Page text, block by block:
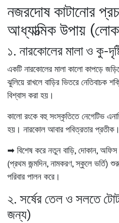
নজরদোষ কাটানোর
আধ্যাত্মিক উপায়
১. নারকোলের মালা ও কু-
একটিনারকোলের মালা কালো কাপড়ে
ঝুলিয়ে রাখলে বাড়ির ভিতরে নেতিবাচক
বিশ্বাস করা হয়।
কালো রংকে বহু সংস্কৃতিতে নেগেটিভ
হয়। নারকোল আবার পবিত্রতার প্রতীক।
➡ বিশেষ করে নতুন বাড়ি, দোকান,
(প্রথম জন্মদিন, নামকরণ, স্কুলে ভর্তি)
পরিবার পালন করে।
২. সর্ষের তেল ও সলতে
জন্য)